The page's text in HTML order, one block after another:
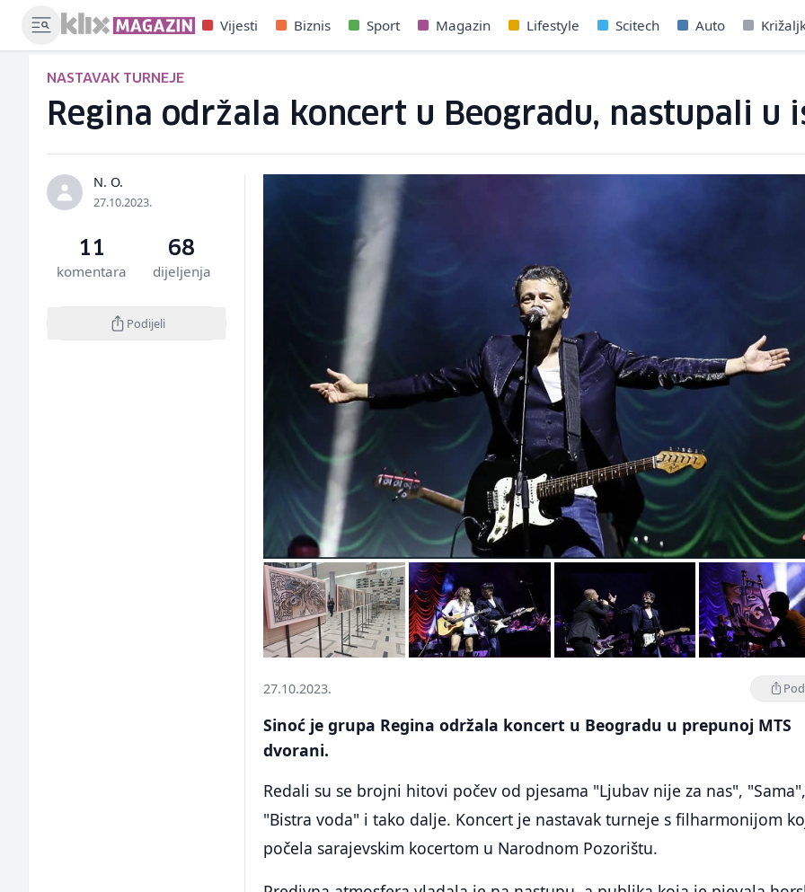
Vijesti Biznis Sport Magazin Lifestyle Scitech Auto
NASTAVAK TURNEJE
Regina održala koncert u Beogradu, nastupali u
N. O.
27.10.2023.
11
komentara
68
dijeljenja
Podijeli
27.10.2023.
Sinoć je grupa Regina održala koncert u Beogradu u prepunoj MTS
dvorani.
Redali su se brojni hitovi počev od pjesama "Ljubav nije za nas", "Sama",
"Bistra voda" i tako dalje. Koncert je nastavak turneje s filharmonijom
počela sarajevskim kocertom u Narodnom Pozorištu.